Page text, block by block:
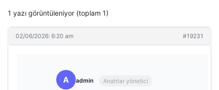
1 yazı görüntüleniyor (toplam 1)
02/06/2026: 6:20 am #19231
A admin Anahtar yönetici